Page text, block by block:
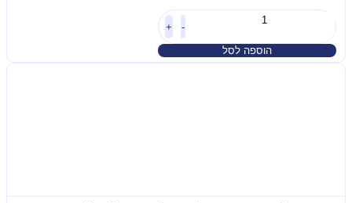
+
הוספה לסל